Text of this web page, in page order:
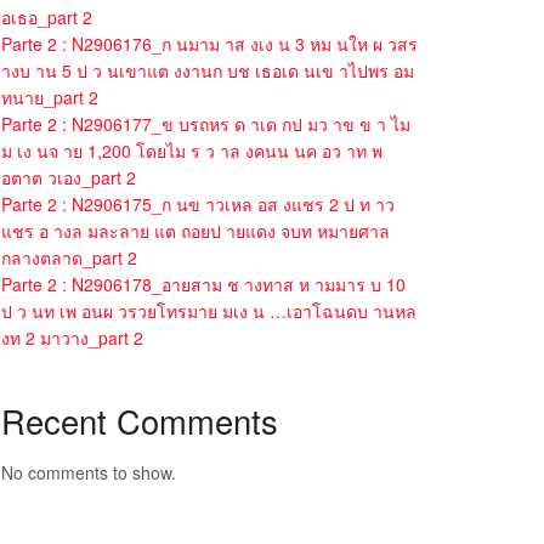
อเธอ_part 2
Parte 2 : N2906176_ก นมาม าส งเง น 3 หม นให ผ วสร
างบ าน 5 ป ว นเขาแต งงานก บช เธอเด นเข าไปพร อม
ทนาย_part 2
Parte 2 : N2906177_ข บรถหร ด าเด กป มว าข ข า ไม
ม เง นจ าย 1,200 โดยไม ร ว าล งคนน นค อว าท พ
อตาต วเอง_part 2
Parte 2 : N2906175_ก นข าวเหล อส งแชร 2 ป ท าว
แชร อ างล มละลาย แต ถอยป ายแดง จบท หมายศาล
กลางตลาด_part 2
Parte 2 : N2906178_อายสาม ช างทาส ห ามมาร บ 10
ป ว นท เพ อนผ วรวยโทรมาย มเง น …เอาโฉนดบ านหล
งท 2 มาวาง_part 2
Recent Comments
No comments to show.